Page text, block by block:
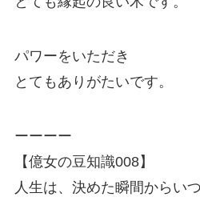
パワーをいただき
とてもありがたいです。
ーーーー
【億女の豆知識008】
人生は、決めた瞬間からい